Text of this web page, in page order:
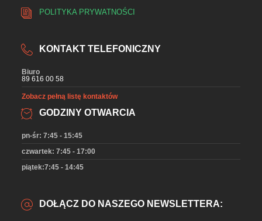
POLITYKA PRYWATNOŚCI
KONTAKT TELEFONICZNY
Biuro
89 616 00 58
Zobacz pełną listę kontaktów
GODZINY OTWARCIA
pn-śr: 7:45 - 15:45
czwartek: 7:45 - 17:00
piątek:7:45 - 14:45
DOŁĄCZ DO NASZEGO NEWSLETTERA: